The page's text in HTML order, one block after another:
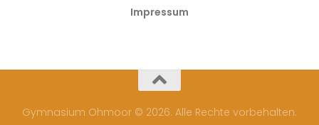
Impressum
Gymnasium Ohmoor © 2026. Alle Rechte vorbehalten.